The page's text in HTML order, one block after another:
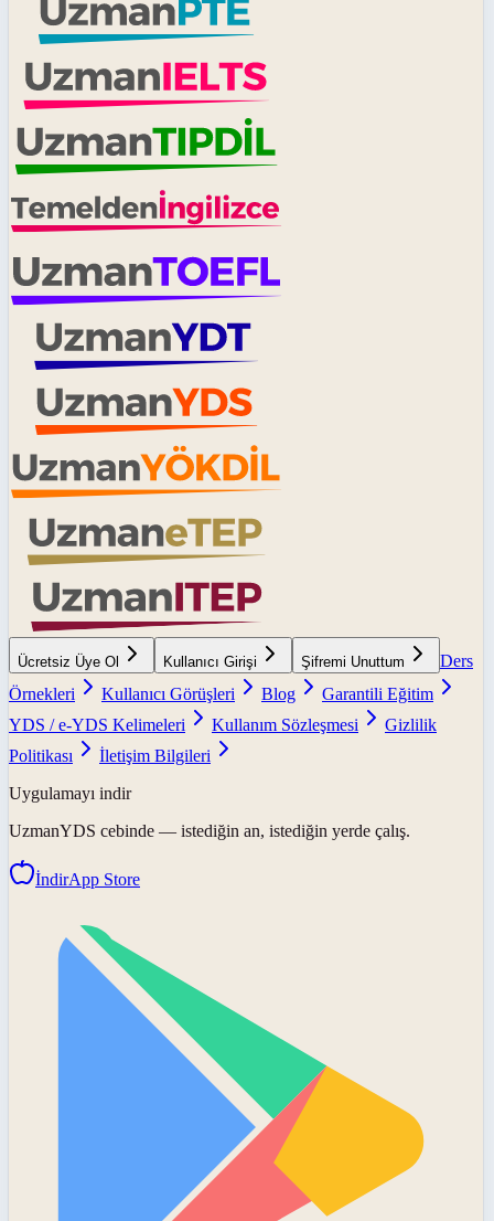
Ücretsiz Üye Ol Kullanıcı Girişi Şifremi Unuttum
Ders
Örnekleri
Kullanıcı Görüşleri Blog
Garantili Eğitim
YDS / e-YDS Kelimeleri
Kullanım Sözleşmesi
Gizlilik
Politikası
İletişim Bilgileri
Uygulamayı indir
UzmanYDS cebinde — istediğin an, istediğin yerde çalış.
İndirApp Store